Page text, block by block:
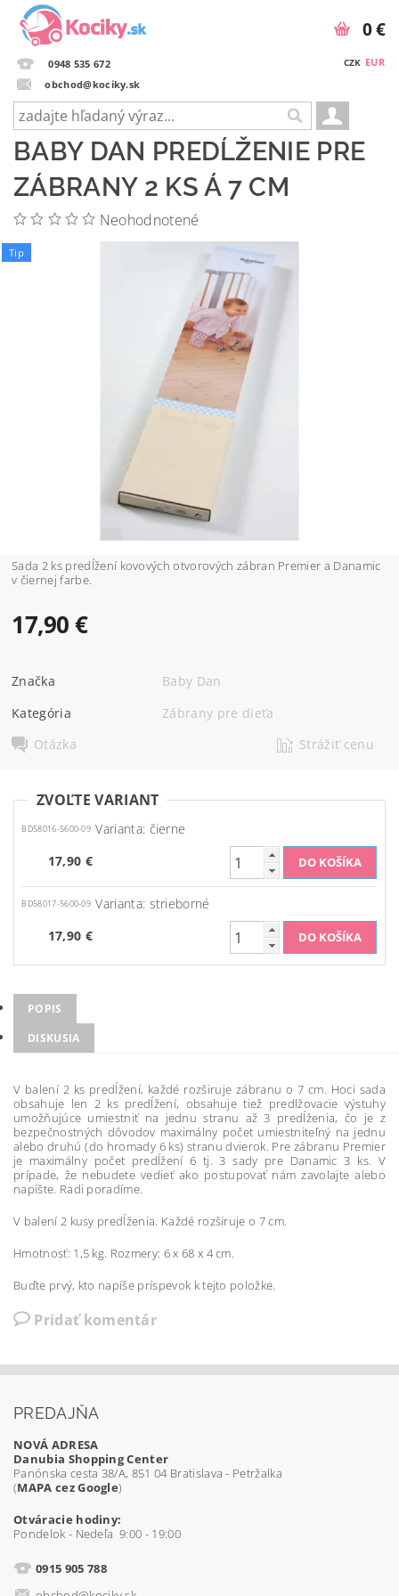
0948 535 672
obchod@kociky.sk
CZK EUR
0 €
BABY DAN PREDĹŽENIE PRE
ZÁBRANY 2 KS Á 7 CM
Neohodnotené
Tip
Sada 2 ks predĺžení kovových otvorových zábran Premier a Danamic
v čiernej farbe.
17,90 €
Značka
Baby Dan
Kategória
Zábrany pre dieťa
Otázka
Strážiť cenu
ZVOĽTE VARIANT
BD58016-5600-09 Varianta: čierne
17,90 €
BD58017-5600-09 Varianta: strieborné
17,90 €
POPIS
DISKUSIA
V balení 2 ks predĺžení, každé rozširuje zábranu o 7 cm. Hoci sada
obsahuje len 2 ks predĺžení, obsahuje tiež predlžovacie výstuhy
umožňujúce umiestniť na jednu stranu až 3 predĺženia, čo je z
bezpečnostných dôvodov maximálny počet umiestniteľný na jednu
alebo druhú (do hromady 6 ks) stranu dvierok. Pre zábranu Premier
je maximálny počet predĺžení 6 tj. 3 sady pre Danamic 3 ks. V
prípade, že nebudete vedieť ako postupovať nám zavolajte alebo
napíšte. Radi poradíme.
V balení 2 kusy predĺženia. Každé rozširuje o 7 cm.
Hmotnosť: 1,5 kg. Rozmery: 6 x 68 x 4 cm.
Buďte prvý, kto napíše príspevok k tejto položke.
Pridať komentár
PREDAJŇA
NOVÁ ADRESA
Danubia Shopping Center
Panónska cesta 38/A, 851 04 Bratislava - Petržalka
(MAPA cez Google)
Otváracie hodiny:
Pondelok - Nedeľa 9:00 - 19:00
0915 905 788